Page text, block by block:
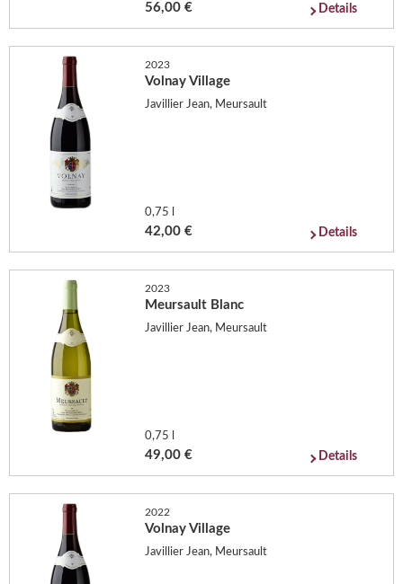
56,00 € Details
2023
Volnay Village
Javillier Jean, Meursault
0,75 l
42,00 € Details
2023
Meursault Blanc
Javillier Jean, Meursault
0,75 l
49,00 € Details
2022
Volnay Village
Javillier Jean, Meursault